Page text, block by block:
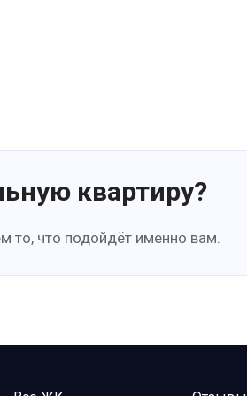
квартиру?
то, что подойдёт именно вам.